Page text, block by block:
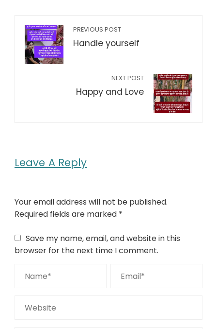
PREVIOUS POST
Handle yourself
NEXT POST
Happy and Love
Leave A Reply
Your email address will not be published.
Required fields are marked *
Save my name, email, and website in this
browser for the next time I comment.